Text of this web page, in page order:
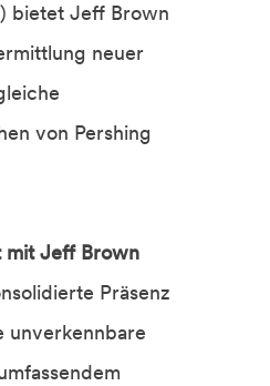
bietet Jeff Brown
neuer
von Pershing
mit Jeff Brown
Präsenz
unverkennbare